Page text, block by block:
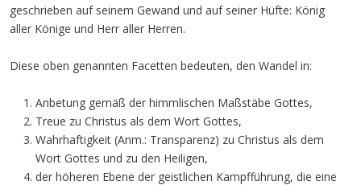
geschrieben auf seinem Gewand und auf seiner Hüfte: König
aller Könige und Herr aller Herren.
Diese oben genannten Facetten bedeuten, den Wandel in:
Anbetung gemäß der himmlischen Maßstäbe Gottes,
Treue zu Christus als dem Wort Gottes,
Wahrhaftigkeit (Anm.: Transparenz) zu Christus als dem
Wort Gottes und zu den Heiligen,
der höheren Ebene der geistlichen Kampfführung, die eine